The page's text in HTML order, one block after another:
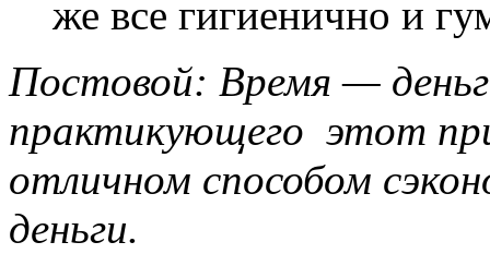
же все гигиенично и
Постовой: Время —
практикующего этот
отличном способом
деньги.